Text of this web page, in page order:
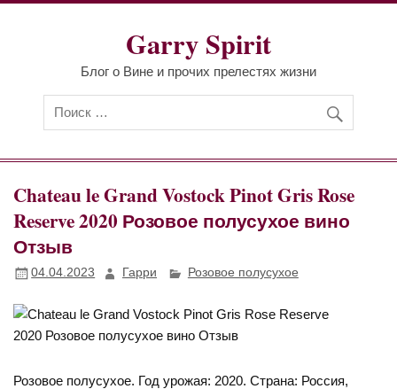
Перейти
Garry Spirit
Блог о Вине и прочих прелестях жизни
Chateau le Grand Vostock Pinot Gris Rose
Reserve 2020 Розовое полусухое вино
Отзыв
04.04.2023 Гарри Розовое полусухое
Розовое полусухое. Год урожая: 2020. Страна: Россия,